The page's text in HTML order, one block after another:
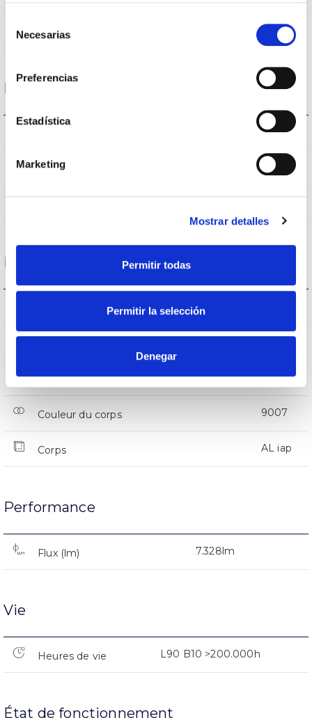
Necesarias
Preferencias
Estadística
Marketing
Mostrar detalles
Permitir todas
Permitir la selección
Denegar
Empalmable
Données optiques
3.000K
CRI Indice de rendu des couleurs >70
Logement et finition
IK Protection contre des impacts
Intensité (A) 66
Couleur du corps 9007
Corps AL iap
Performance
Flux (lm) 7.328lm
Vie
Heures de vie L90 B10 >200.000h
État de fonctionnement